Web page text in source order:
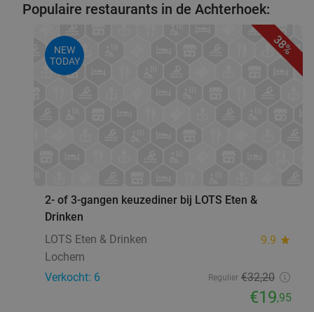
Populaire restaurants in de Achterhoek:
38%
NEW
TODAY
2- of 3-gangen keuzediner bij LOTS Eten &
Drinken
LOTS Eten & Drinken
9.9 star
Lochem
Verkocht: 6
Regulier €32,20
€19,95